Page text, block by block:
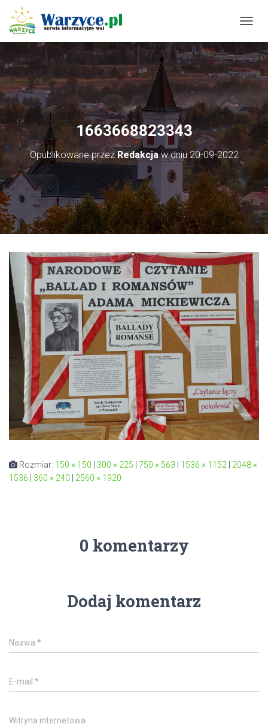
R
Z
E
Ł
Z
A
I
G
A
J
1663668823343
Opublikowane przezRedakcjaw dniu20-09-2022
Rozmiar: 150 × 150 | 300 × 225 | 750 × 563 | 1536 × 1152 | 2048 ×
1536 | 360 × 240 | 2560 × 1920
0 komentarzy
Dodaj komentarz
Nazwa *
E-mail *
Witryna internetowa